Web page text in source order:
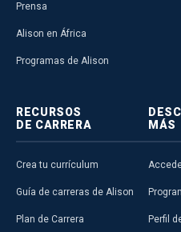
Prensa
Alison en África
Programas de Alison
RECURSOS
DE CARRERA
Crea tu currículum
Guía de carreras de Alison
Plan de Carrera
MÁS
Perfil